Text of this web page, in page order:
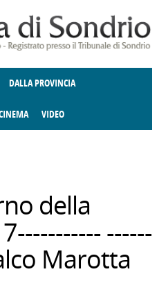
DALLA PROVINCIA
VIDEO
della
------
Marotta